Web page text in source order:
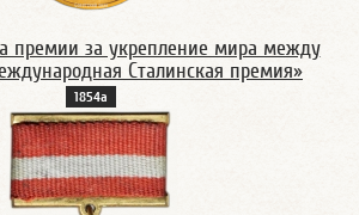
премии за укрепление мира между
Сталинская премия»
1854а